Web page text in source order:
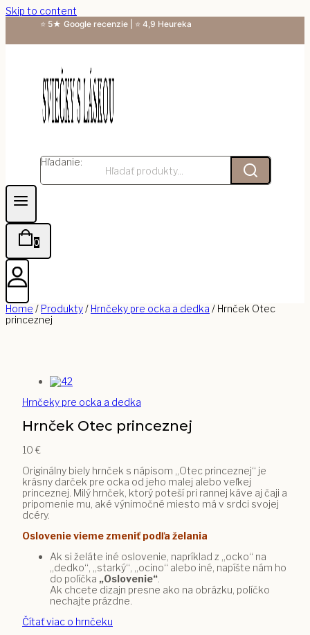
Skip to content
⭐ 5★ Google recenzie | ⭐ 4,9 Heureka
Hľadanie:
0
Home / Produkty/ Hrnčeky pre ocka a dedka / Hrnček Otec
princeznej
Hrnčeky pre ocka a dedka
Hrnček Otec princeznej
10 €
Originálny biely hrnček s nápisom „Otec princeznej“ je
krásny darček pre ocka od jeho malej alebo veľkej
princeznej. Milý hrnček, ktorý poteší pri rannej káve aj čaji a
pripomenie mu, aké výnimočné miesto má v srdci svojej
dcéry.
Oslovenie vieme zmeniť podľa želania
Ak si želáte iné oslovenie, napríklad z „ocko“ na
„dedko“, „starký“, „ocino“ alebo iné, napíšte nám ho
do políčka „Oslovenie“
Ak chcete dizajn presne ako na obrázku, políčko
nechajte prázdne.
Čítať viac o hrnčeku